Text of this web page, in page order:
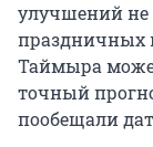
улучшений не
праздничных
Таймыра
точный
пообещали